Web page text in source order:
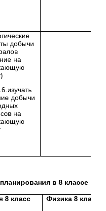
добычи
на
добычи
на
в 8 классе
8 класс Физика 8 класс